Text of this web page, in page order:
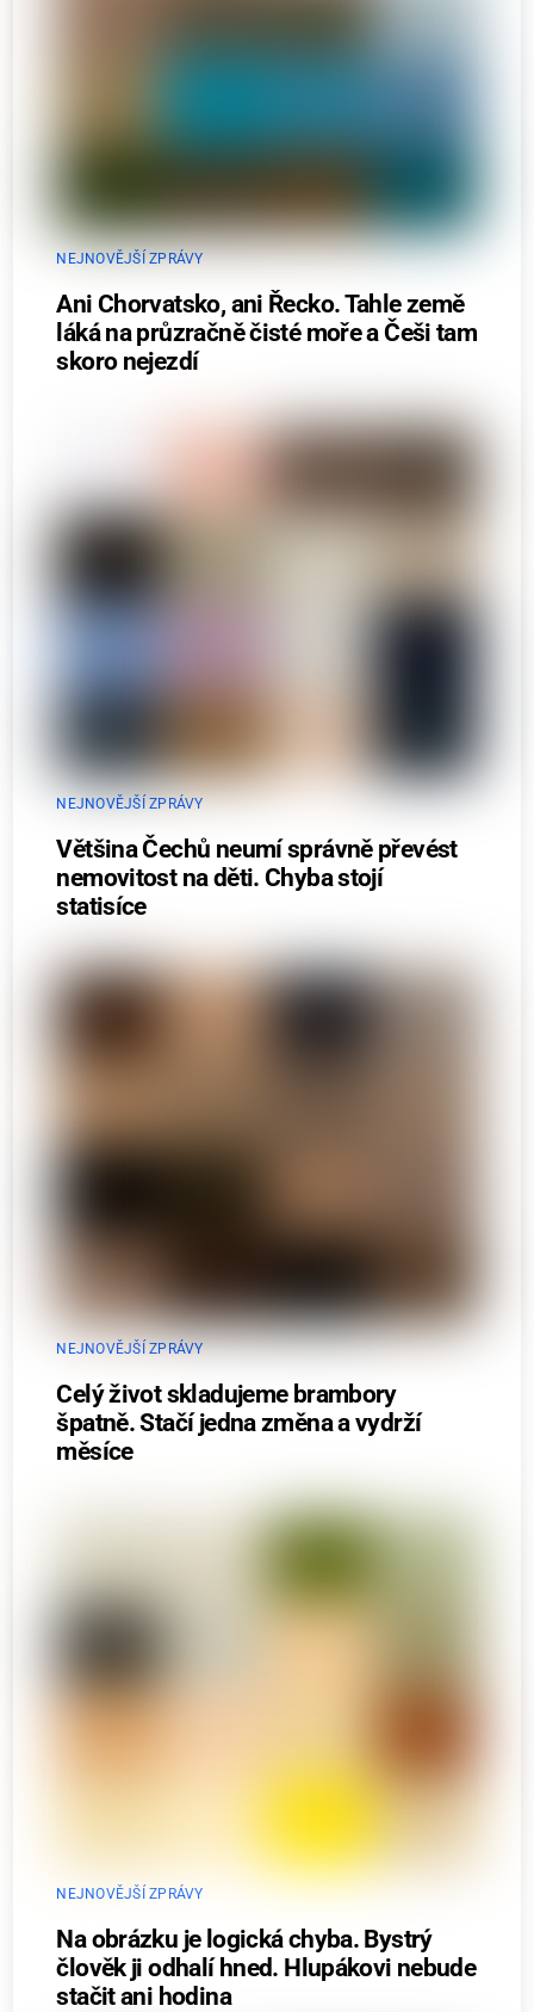
NEJNOVĚJŠÍ ZPRÁVY
Ani Chorvatsko, ani Řecko. Tahle země
láká na průzračně čisté moře a Češi tam
skoro nejezdí
NEJNOVĚJŠÍ ZPRÁVY
Většina Čechů neumí správně převést
nemovitost na děti. Chyba stojí
statisíce
NEJNOVĚJŠÍ ZPRÁVY
Celý život skladujeme brambory
špatně. Stačí jedna změna a vydrží
měsíce
NEJNOVĚJŠÍ ZPRÁVY
Na obrázku je logická chyba. Bystrý
člověk ji odhalí hned. Hlupákovi nebude
stačit ani hodina